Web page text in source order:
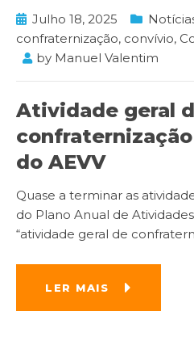
Julho 18, 2025
confraternização, convívio,
by Manuel Valentim
Atividade geral
do AEVV
Quase a terminar as
do Plano Anual de
“atividade geral de
LER MAIS